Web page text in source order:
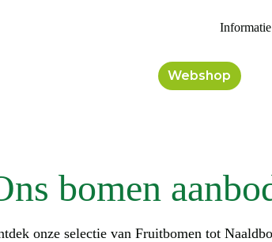
Informatie
Webshop
bomen
onze selectie van Fruitbomen tot